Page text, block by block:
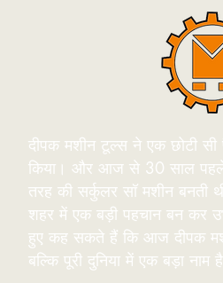
दीपक मशीन टूल्स ने एक छोटी
किया। और आज से 30 साल पहले
तरह की सर्कुलर सॉ मशीन बनती
शहर में एक बड़ी पहचान बन
हुए कह सकते हैं कि आज दीपक
बल्कि पूरी दुनिया में एक बड़ा नाम